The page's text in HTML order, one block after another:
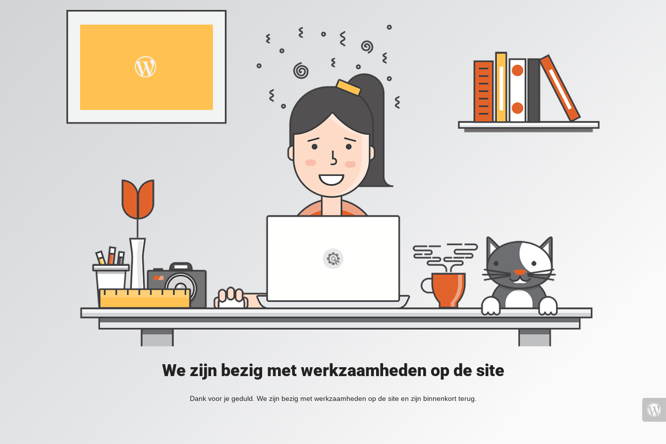
We zijn bezig met werkzaamheden op de site
Dank voor je geduld. We zijn bezig met werkzaamheden op de site en zijn binnenkort terug.